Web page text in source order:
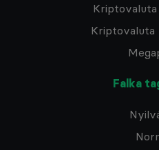
Kriptovaluta
Falka